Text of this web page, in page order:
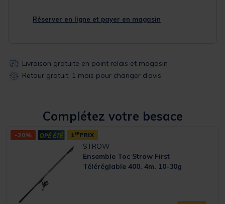
Réserver en ligne et payer en magasin
Livraison gratuite en point relais et magasin
Retour gratuit, 1 mois pour changer d’avis
Complétez votre besace
-20% 1 ERPRIX
STROW
Ensemble Toc Strow First
Téléréglable 400, 4m, 10-30g